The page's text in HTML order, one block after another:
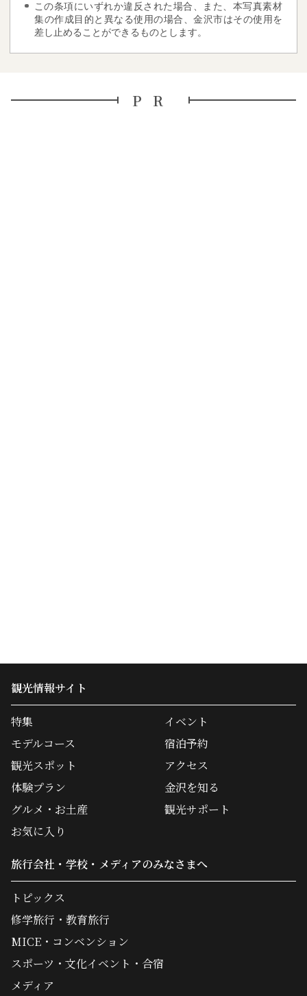
この条項にいずれか違反された場合、また、本写真素材
集の作成目的と異なる使用の場合、金沢市はその使用を
差し止めることができるものとします。
PR
観光情報サイト
特集
モデルコース
観光スポット
体験プラン
グルメ・お土産
イベント
宿泊予約
アクセス
金沢を知る
観光サポート
お気に入り
旅行会社・学校・メディアのみなさまへ
トピックス
修学旅行・教育旅行
MICE・コンベンション
スポーツ・文化イベント・合宿
メディア